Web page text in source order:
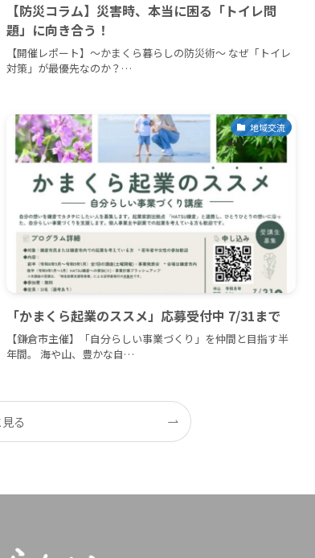
【防災コラム】災害時、本当に困る「トイレ問
題」に向き合う！
【開催レポート】〜かまくら暮らしの防災術〜 なぜ「トイレ
対策」が最優先なのか？…
地域交流
「かまくら起業のススメ」応募受付中 7/31まで
【鎌倉市主催】「自分らしい事業づくり」を仲間と目指す半
年間。 海や山、豊かな自…
る